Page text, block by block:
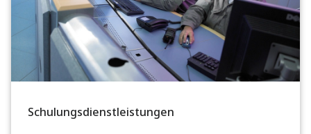
Schulungsdienstleistungen